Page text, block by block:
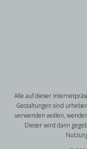
Alle auf dieser
Gestaltungen sind
verwenden wollen,
Dieser wird dann